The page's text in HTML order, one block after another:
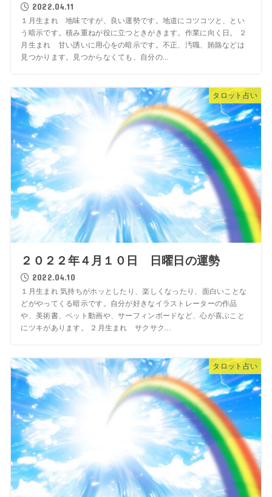
2022.04.11
１月生まれ 地味ですが、良い運勢です。地道にコツコツと、とい
う暗示です。積み重ねが役に立つときがきます。作業に向く日。 ２
月生まれ 甘い誘いに用心をの暗示です。不正、汚職、賄賂などは
見つかります。見つからなくても、自分の...
タロット占い
２０２２年４月１０日 日曜日の運勢
2022.04.10
１月生まれ 気持ちがホッとしたり、楽しくなったり、面白いことな
どがやってくる暗示です。自分が好きなイラストレーターの作品
や、美術書、ペット動画や、サーフィンボードなど、心が喜ぶこと
にツキがあります。 ２月生まれ サクサク...
タロット占い